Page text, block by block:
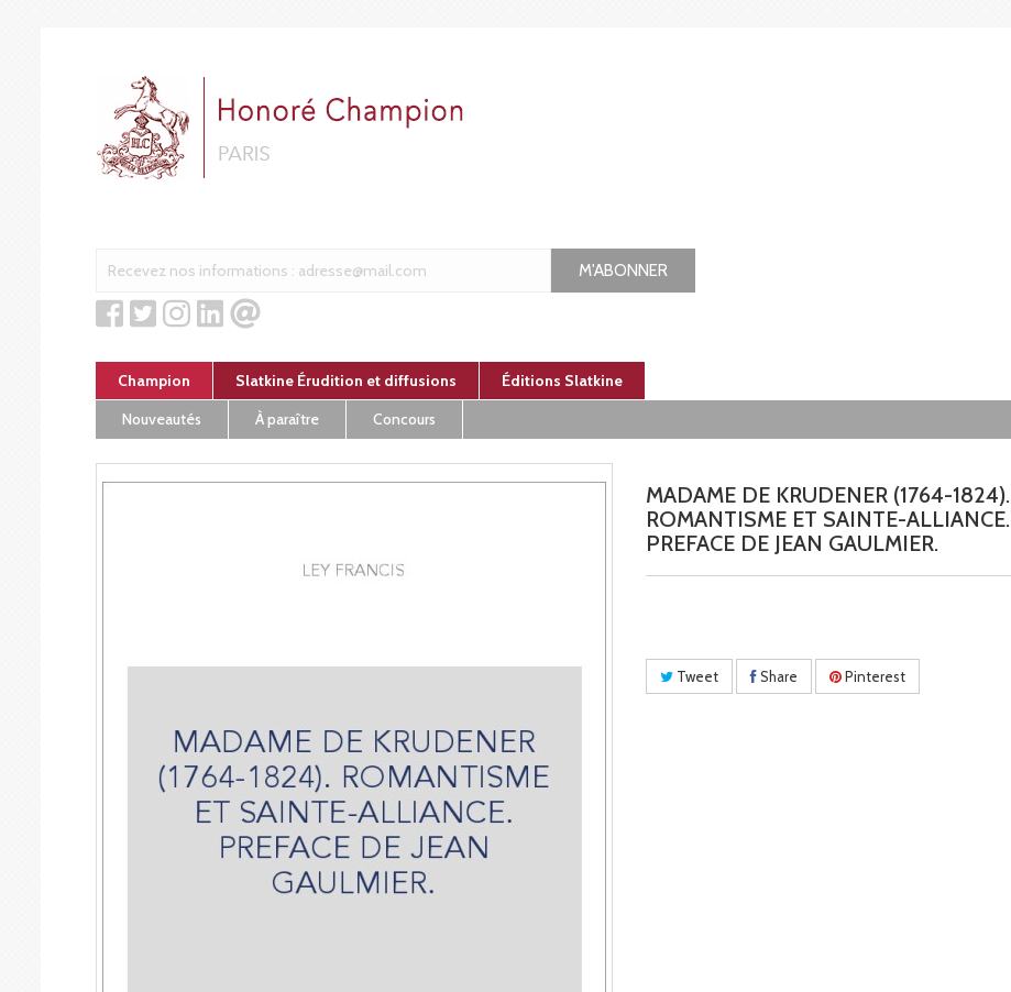
M'ABONNER
Champion Slatkine Érudition et diffusions Éditions Slatkine
Nouveautés
À paraître Concours
MADAME DE KRUDENER (1764-1824).
ROMANTISME ET SAINTE-ALLIANCE.
PREFACE DE JEAN GAULMIER.
Tweet Share Pinterest